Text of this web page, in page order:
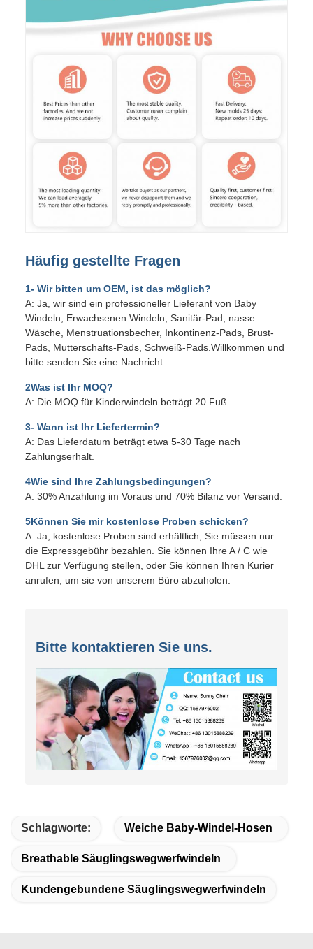
Häufig gestellte Fragen
1- Wir bitten um OEM, ist das möglich?
A: Ja, wir sind ein professioneller Lieferant von Baby
Windeln, Erwachsenen Windeln, Sanitär-Pad, nasse
Wäsche, Menstruationsbecher, Inkontinenz-Pads, Brust-
Pads, Mutterschafts-Pads, Schweiß-Pads.Willkommen und
bitte senden Sie eine Nachricht..
2Was ist Ihr MOQ?
A: Die MOQ für Kinderwindeln beträgt 20 Fuß.
3- Wann ist Ihr Liefertermin?
A: Das Lieferdatum beträgt etwa 5-30 Tage nach
Zahlungserhalt.
4Wie sind Ihre Zahlungsbedingungen?
A: 30% Anzahlung im Voraus und 70% Bilanz vor Versand.
5Können Sie mir kostenlose Proben schicken?
A: Ja, kostenlose Proben sind erhältlich; Sie müssen nur
die Expressgebühr bezahlen. Sie können Ihre A / C wie
DHL zur Verfügung stellen, oder Sie können Ihren Kurier
anrufen, um sie von unserem Büro abzuholen.
Bitte kontaktieren Sie uns.
Schlagworte: Weiche Baby-Windel-Hosen
Breathable Säuglingswegwerfwindeln
Kundengebundene Säuglingswegwerfwindeln